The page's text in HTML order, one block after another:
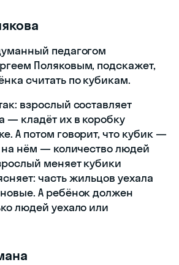
педагогом
Поляковым, подскажет,
считать по кубикам.
взрослый составляет
— кладёт их в коробку
А потом говорит, что кубик —
на нём — количество людей
меняет кубики
часть жильцов уехала
А ребёнок должен
людей уехало или